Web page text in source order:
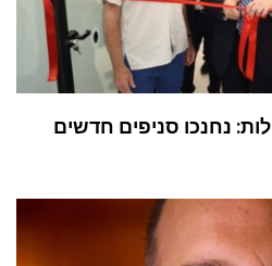
נחנכו סניפים חדשים